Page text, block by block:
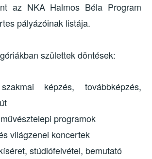
az NKA Halmos Béla Program
pályázóinak listája.
születtek döntések:
képzés, továbbképzés,
programok
világzenei koncertek
stúdiófelvétel, bemutató